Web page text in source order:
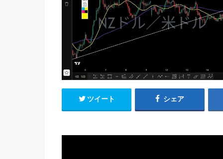
ツイート シェア